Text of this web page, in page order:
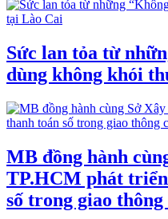
Sức lan tỏa từ
dùng không khói
MB đồng hành
TP.HCM phát
số trong giao thông